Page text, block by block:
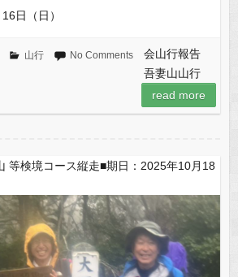
日（日）
山行 No Comments
会山行報告
吾妻山山行
read more
検境コース縦走■期日：2025年10月18